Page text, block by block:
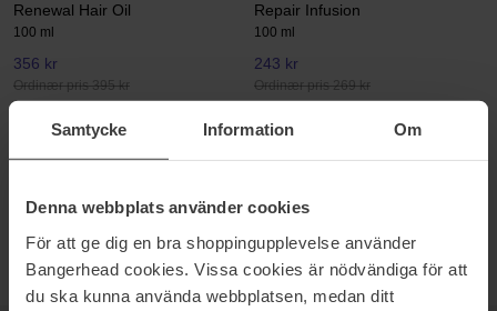
Samtycke Information Om
Denna webbplats använder cookies
För att ge dig en bra shoppingupplevelse använder
Bangerhead cookies. Vissa cookies är nödvändiga för att
du ska kunna använda webbplatsen, medan ditt
Renewal Hair Oil
100 ml
356 kr
Ordinær pris 395 kr
Repair Infusion
100 ml
243 kr
Ordinær pris 269 kr
The Every
438 kr Ikke på lager
The Every
388 kr